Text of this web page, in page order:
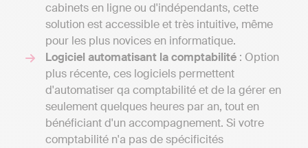
cabinets en ligne ou d'indépendants, cette
solution est accessible et très intuitive, même
pour les plus novices en informatique.
Logiciel automatisant la comptabilité : Option
plus récente, ces logiciels permettent
d'automatiser qa comptabilité et de la gérer en
seulement quelques heures par an, tout en
bénéficiant d'un accompagnement. Si votre
comptabilité n'a pas de spécificités